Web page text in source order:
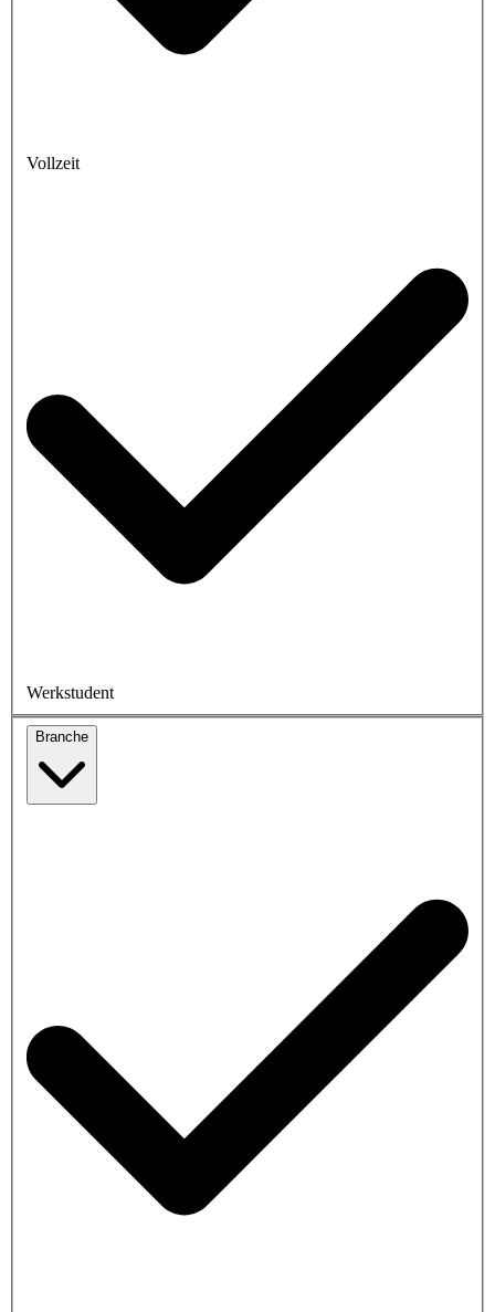
Vollzeit
Werkstudent
Branche